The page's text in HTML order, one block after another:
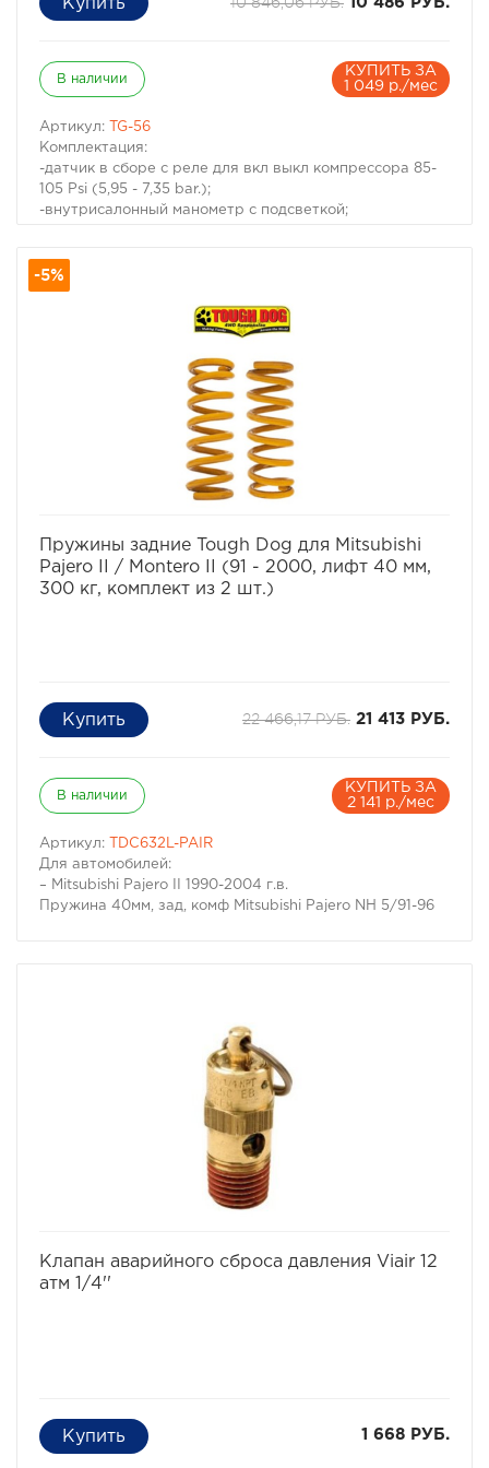
10 486 РУБ.
В наличии
КУПИТЬ ЗА
1 049 р./мес
Артикул:
TG-56
Комплектация:
-датчик в сборе с реле для вкл выкл компрессора 85-
105 Psi (5,95 - 7,35 bar.);
-внутрисалонный манометр с подсветкой;
-проводка.
-5%
Пружины задние Tough Dog для Mitsubishi
Pajero II / Montero II (91 - 2000, лифт 40 мм,
300 кг, комплект из 2 шт.)
22 466,17 РУБ. 21 413 РУБ.
В наличии
КУПИТЬ ЗА
2 141 р./мес
Артикул:
TDC632L-PAIR
Для автомобилей:
– Mitsubishi Pajero II 1990-2004 г.в.
Пружина 40мм, зад, комф Mitsubishi Pajero NH 5/91-96
Клапан аварийного сброса давления Viair 12
атм 1/4''
1 668 РУБ.